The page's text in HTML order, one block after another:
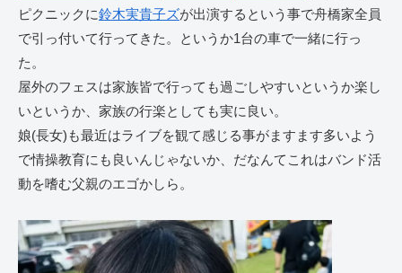
ピクニックに鈴木実貴子ズが出演するという事で舟橋家全員
で引っ付いて行ってきた。というか1台の車で一緒に行っ
た。
屋外のフェスは家族皆で行っても過ごしやすいというか楽し
いというか、家族の行楽としても実に良い。
娘(長女)も最近はライブを観て感じる事がますます多いよう
で情操教育にも良いんじゃないか、だなんてこれはバンド活
動を嗜む父親のエゴかしら。